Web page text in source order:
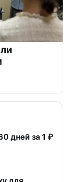
дней за 1 ₽